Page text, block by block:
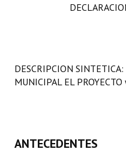
LEGISLACIÓN
Carta Orgánica 2007
DESCRIPCION
MUNICIPAL EL
ANTECEDENTES